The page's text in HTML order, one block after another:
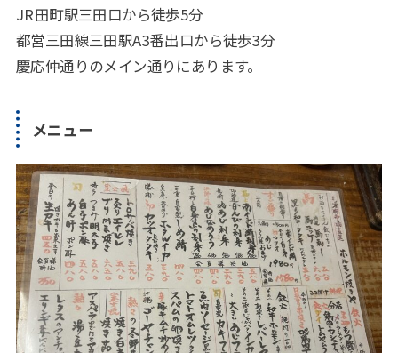
JR田町駅三田口から徒歩5分
都営三田線三田駅A3番出口から徒歩3分
慶応仲通りのメイン通りにあります。
メニュー